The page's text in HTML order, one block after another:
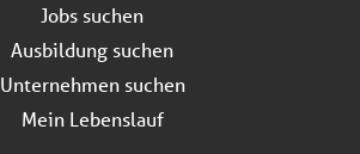
Jobs suchen
Ausbildung suchen
Unternehmen suchen
Mein Lebenslauf